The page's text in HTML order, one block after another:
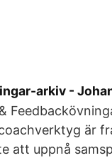
arkiv -
är
att uppnå